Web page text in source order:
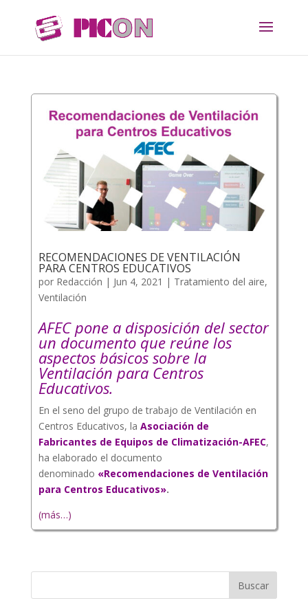
RECOMENDACIONES DE VENTILACIÓN
PARA CENTROS EDUCATIVOS
por Redacción | Jun 4, 2021 | Tratamiento del aire,
Ventilación
AFEC pone a disposición del sector
un documento que reúne los
aspectos básicos sobre la
Ventilación para Centros
Educativos.
En el seno del grupo de trabajo de Ventilación en
Centros Educativos, la Asociación de
Fabricantes de Equipos de Climatización-AFEC,
ha elaborado el documento
denominado «Recomendaciones de Ventilación
para Centros Educativos».
(más…)